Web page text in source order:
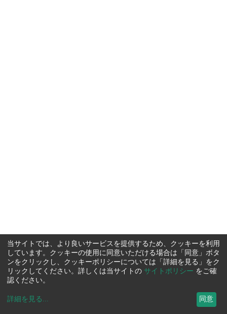
当サイトでは、より良いサービスを提供するため、クッキーを利用
しています。クッキーの使用に同意いただける場合は「同意」ボタ
ンをクリックし、クッキーポリシーについては「詳細を見る」をク
リックしてください。詳しくは当サイトの サイトポリシー をご確
認ください。
詳細を見る ... 同意